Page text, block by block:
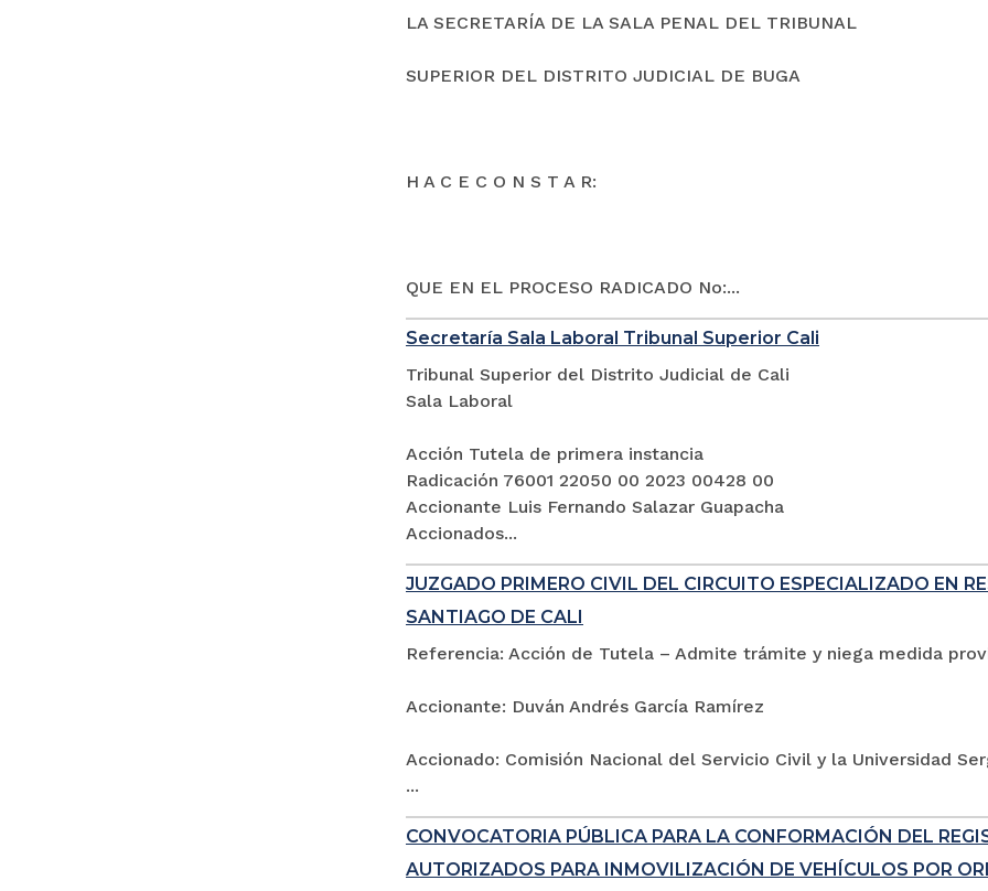
LA SECRETARÍA DE LA SALA PENAL DEL TRIBUNAL
SUPERIOR DEL DISTRITO JUDICIAL DE BUGA
H A C E C O N S T A R:
QUE EN EL PROCESO RADICADO No:...
Secretaría Sala Laboral Tribunal Superior Cali
Tribunal Superior del Distrito Judicial de Cali
Sala Laboral
Acción Tutela de primera instancia
Radicación 76001 22050 00 2023 00428 00
Accionante Luis Fernando Salazar Guapacha
Accionados...
JUZGADO PRIMERO CIVIL DEL CIRCUITO ESPECIALIZADO EN
SANTIAGO DE CALI
Referencia: Acción de Tutela – Admite trámite y niega medida
Accionante: Duván Andrés García Ramírez
Accionado: Comisión Nacional del Servicio Civil y la Universidad
...
CONVOCATORIA PÚBLICA PARA LA CONFORMACIÓN DEL
AUTORIZADOS PARA INMOVILIZACIÓN DE VEHÍCULOS POR